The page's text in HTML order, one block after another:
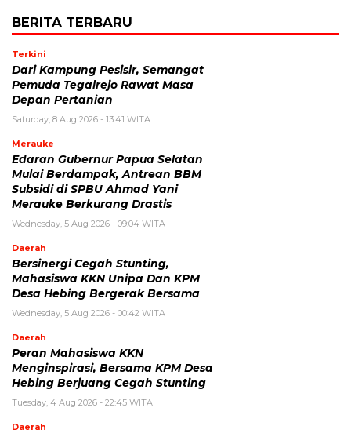
BERITA TERBARU
Terkini
Dari Kampung Pesisir, Semangat
Pemuda Tegalrejo Rawat Masa
Depan Pertanian
Saturday, 8 Aug 2026 - 13:41 WITA
Merauke
Edaran Gubernur Papua Selatan
Mulai Berdampak, Antrean BBM
Subsidi di SPBU Ahmad Yani
Merauke Berkurang Drastis
Wednesday, 5 Aug 2026 - 09:04 WITA
Daerah
Bersinergi Cegah Stunting,
Mahasiswa KKN Unipa Dan KPM
Desa Hebing Bergerak Bersama
Wednesday, 5 Aug 2026 - 00:42 WITA
Daerah
Peran Mahasiswa KKN
Menginspirasi, Bersama KPM Desa
Hebing Berjuang Cegah Stunting
Tuesday, 4 Aug 2026 - 22:45 WITA
Daerah